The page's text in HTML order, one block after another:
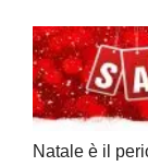
Natale è il